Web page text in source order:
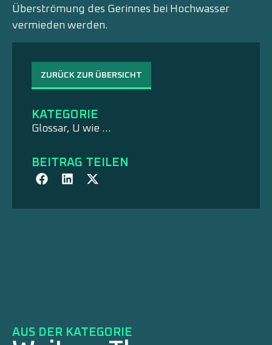
ZURÜCK ZUR ÜBERSICHT
KATEGORIE
Glossar, U wie …
BEITRAG TEILEN
Überströmung des Gerinnes bei Hochwasser
vermieden werden.
AUS DER KATEGORIE